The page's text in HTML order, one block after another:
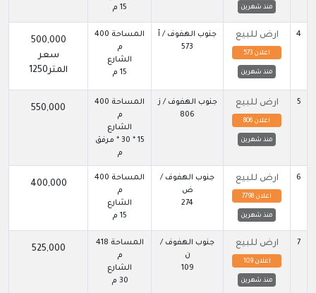
منذ شهرين
15 م
4 ارض للبيع
اعلان 573
منذ شهرين
جنوب الهفوف / أ
573
المساحة 400
م
الشارع
15 م
500,000
سعر
المتر1250
5 ارض للبيع
اعلان 806
منذ شهرين
جنوب الهفوف / ز
806
المساحة 400
م
الشارع
15 * 30 * مرفق
م
550,000
6 ارض للبيع
اعلان 7798
منذ شهرين
جنوب الهفوف /
ض
274
المساحة 400
م
الشارع
15 م
400,000
7 ارض للبيع
اعلان 109
منذ شهرين
جنوب الهفوف /
ن
109
المساحة 418
م
الشارع
30 م
525,000